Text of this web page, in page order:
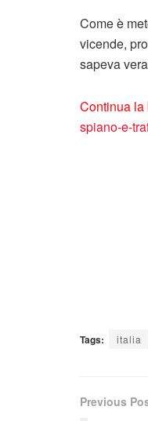
Come è
vicende,
sapeva
Continua la
spiano-e-
Tags: italia
Previous